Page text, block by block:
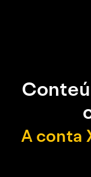
A conta